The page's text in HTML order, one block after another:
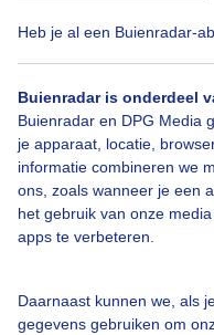
Heb je al een Buienradar-
Buienradar is onderdeel
Buienradar en DPG Media
je apparaat, locatie,
informatie combineren we
ons, zoals wanneer je een
het gebruik van onze
apps te verbeteren.
Daarnaast kunnen we, als
gegevens gebruiken om
Een